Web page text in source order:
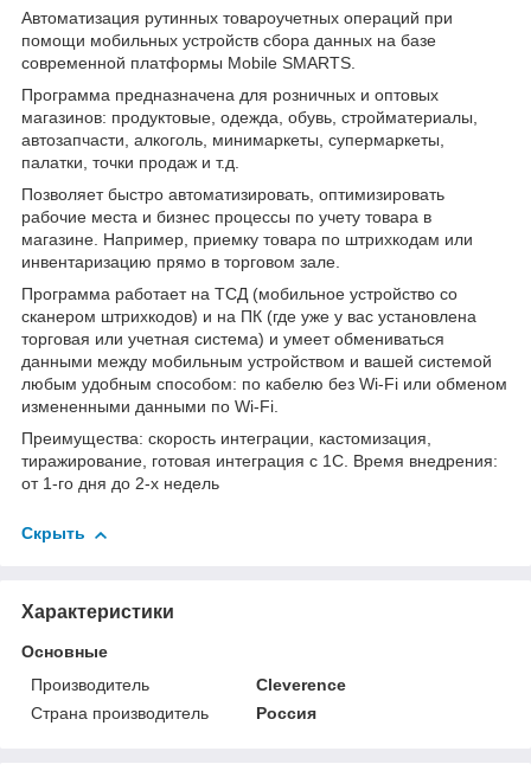
Автоматизация рутинных товароучетных операций при
помощи мобильных устройств сбора данных на базе
современной платформы Mobile SMARTS.
Программа предназначена для розничных и оптовых
магазинов: продуктовые, одежда, обувь, стройматериалы,
автозапчасти, алкоголь, минимаркеты, супермаркеты,
палатки, точки продаж и т.д.
Позволяет быстро автоматизировать, оптимизировать
рабочие места и бизнес процессы по учету товара в
магазине. Например, приемку товара по штрихкодам или
инвентаризацию прямо в торговом зале.
Программа работает на ТСД (мобильное устройство со
сканером штрихкодов) и на ПК (где уже у вас установлена
торговая или учетная система) и умеет обмениваться
данными между мобильным устройством и вашей системой
любым удобным способом: по кабелю без Wi-Fi или обменом
измененными данными по Wi-Fi.
Преимущества: скорость интеграции, кастомизация,
тиражирование, готовая интеграция с 1С. Время внедрения:
от 1-го дня до 2-х недель
Скрыть
Характеристики
Основные
Производитель
Cleverence
Страна производитель
Россия